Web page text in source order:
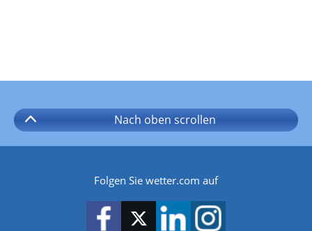
Nach oben scrollen
Folgen Sie wetter.com auf